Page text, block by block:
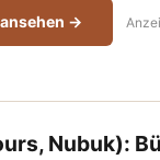
→
Nubuk):